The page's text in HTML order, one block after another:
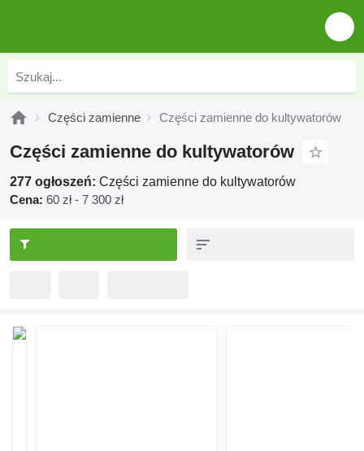
Części zamienne Części zamienne do kultywatorów
Części zamienne do kultywatorów
277 ogłoszeń: Części zamienne do kultywatorów
Cena: 60 zł - 7 300 zł